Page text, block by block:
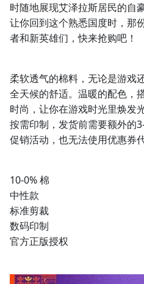
时随地展现艾泽拉斯居民的自
让你回到这个熟悉国度时，那
者和新英雄们，快来抢购吧！
柔软透气的棉料，无论是游戏
全天候的舒适。温暖的配色，
时尚，让你在游戏时光里焕发
按需印制，发货前需要额外的
促销活动，也无法使用优惠券
10-0% 棉
中性款
标准剪裁
数码印制
官方正版授权